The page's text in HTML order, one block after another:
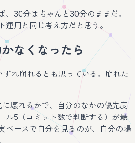
、30分はちゃんと30分のままだ。
運用と同じ考え方だと思う。
なくなったら
れ崩れるとも思っている。崩れた
壊れるかで、自分のなかの優先度
ル5（コミット数で判断する）が最
ベースで自分を見るのが、自分の場